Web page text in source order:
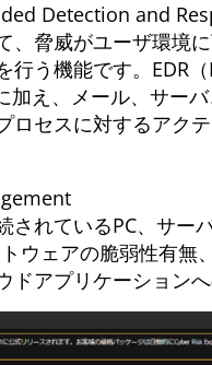
Detection and
、脅威がユーザ環境
行う機能です。
加え、メール、サー
ロセスに対するアク
されているPC、サ
ウェアの脆弱性有
アプリケーション